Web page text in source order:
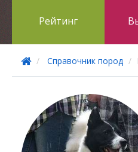
Рейтинг
Справочник пород